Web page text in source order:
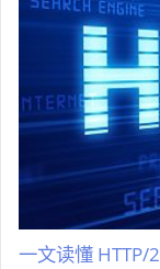
一文读懂 HTTP/2